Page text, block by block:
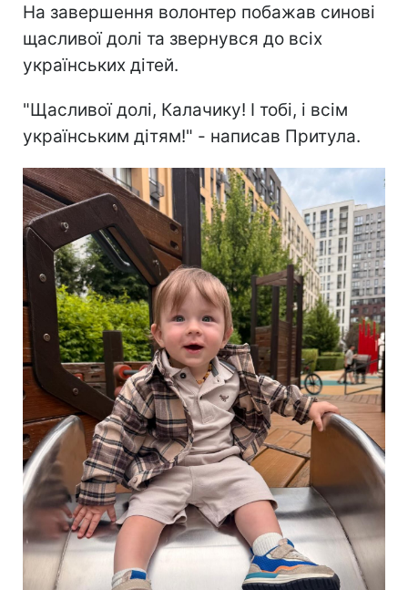
На завершення волонтер побажав синові
щасливої долі та звернувся до всіх
українських дітей.
"Щасливої долі, Калачику! І тобі, і всім
українським дітям!" - написав Притула.